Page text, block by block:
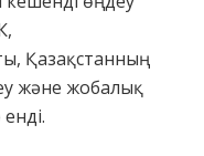
Қазақстанның
және жобалық